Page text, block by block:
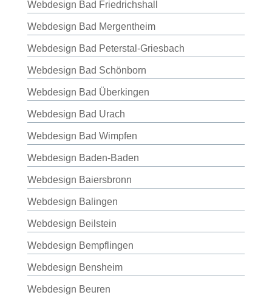
Webdesign Bad Friedrichshall
Webdesign Bad Mergentheim
Webdesign Bad Peterstal-Griesbach
Webdesign Bad Schönborn
Webdesign Bad Überkingen
Webdesign Bad Urach
Webdesign Bad Wimpfen
Webdesign Baden-Baden
Webdesign Baiersbronn
Webdesign Balingen
Webdesign Beilstein
Webdesign Bempflingen
Webdesign Bensheim
Webdesign Beuren